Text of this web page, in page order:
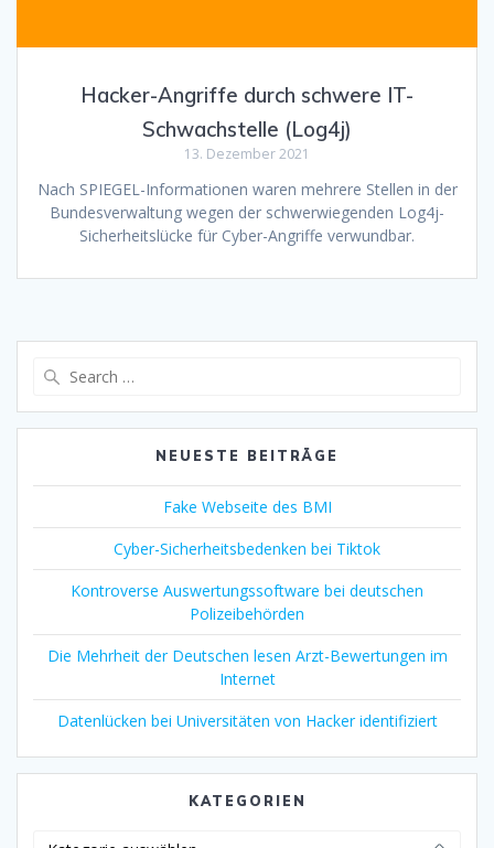
Hacker-Angriffe durch schwere IT-
Schwachstelle (Log4j)
13. Dezember 2021
Nach SPIEGEL-Informationen waren mehrere Stellen in der
Bundesverwaltung wegen der schwerwiegenden Log4j-
Sicherheitslücke für Cyber-Angriffe verwundbar.
NEUESTE BEITRÄGE
Fake Webseite des BMI
Cyber-Sicherheitsbedenken bei Tiktok
Kontroverse Auswertungssoftware bei deutschen
Polizeibehörden
Die Mehrheit der Deutschen lesen Arzt-Bewertungen im
Internet
Datenlücken bei Universitäten von Hacker identifiziert
KATEGORIEN